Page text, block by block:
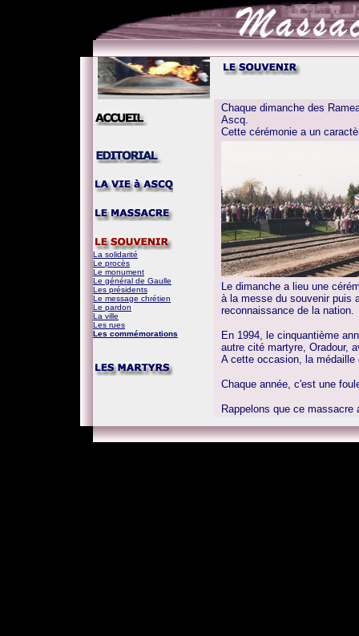
La solidarité
Le procès
Le monument
Le général de Gaulle
Les présidents
Le message chrétien
Le pardon
La ville
Les rues
Les commémorations
Chaque dimanche des
Ascq.
Cette cérémonie a un
Le dimanche a lieu une
à la messe du souvenir puis
reconnaissance de la nation.
En 1994, le cinquantième
autre cité martyre, Oradour,
A cette occasion, la
Chaque année, c'est une
Rappelons que ce